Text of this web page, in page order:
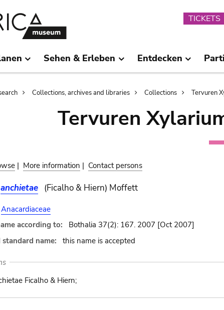
TICKETS
Sehen & Erleben Entdecken
Collections, archives and libraries Collections Tervuren
Tervuren
| More information | Contact persons
anchietae (Ficalho & Hiern) Moffett
Anacardiaceae
according to:
Bothalia 37(2): 167. 2007 [Oct 2007]
name:
this name is accepted
Ficalho & Hiern;